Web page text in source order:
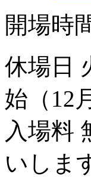
開場時
休場日
始（12
入場料
いしま